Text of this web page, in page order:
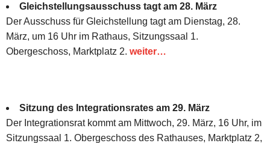
Gleichstellungsausschuss tagt am 28. März
Der Ausschuss für Gleichstellung tagt am Dienstag, 28.
März, um 16 Uhr im Rathaus, Sitzungssaal 1.
Obergeschoss, Marktplatz 2. weiter…
Sitzung des Integrationsrates am 29. März
Der Integrationsrat kommt am Mittwoch, 29. März, 16 Uhr, im
Sitzungssaal 1. Obergeschoss des Rathauses, Marktplatz 2,